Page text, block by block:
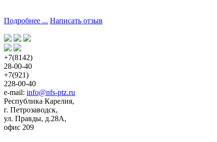
Подробнее ... Написать отзыв
+7(8142)
28-00-40
+7(921)
228-00-40
e-mail: info@nfs-ptz.ru
Республика Карелия,
г. Петрозаводск,
ул. Правды, д.28А,
офис 209